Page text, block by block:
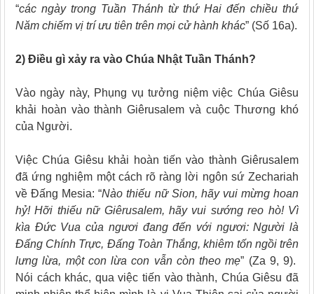
“các ngày trong Tuần Thánh từ thứ Hai đến chiều thứ
Năm chiếm vị trí ưu tiên trên mọi cử hành khác” (Số 16a).
2) Điều gì xảy ra vào Chúa Nhật Tuần Thánh?
Vào ngày này, Phụng vụ tưởng niệm việc Chúa Giêsu
khải hoàn vào thành Giêrusalem và cuộc Thương khó
của Người.
Việc Chúa Giêsu khải hoàn tiến vào thành Giêrusalem
đã ứng nghiệm một cách rõ ràng lời ngôn sứ Zechariah
về Đấng Mesia: “Nào thiếu nữ Sion, hãy vui mừng hoan
hỷ!Hỡi thiếu nữ Giêrusalem, hãy vui sướng reo hò! Vì
kìa Ðức Vua của ngươi đang đến với ngươi:Người là
Ðấng Chính Trực, Ðấng Toàn Thắng,khiêm tốn ngồi trên
lưng lừa, một con lừa con vẫn còn theo mẹ” (Za 9, 9).
Nói cách khác, qua việc tiến vào thành, Chúa Giêsu đã